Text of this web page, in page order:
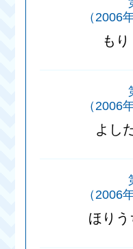
（2006
も
（2006
よし
（2006
ほり